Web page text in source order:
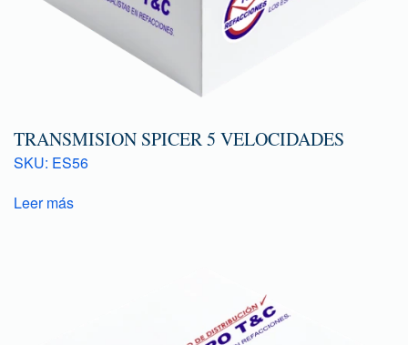
TRANSMISION SPICER 5 VELOCIDADES
SKU: ES56
Leer más